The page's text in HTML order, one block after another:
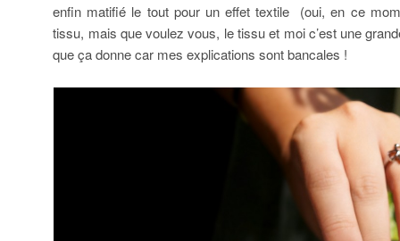
enfin matifié le tout pour un effet textile (oui, en ce
tissu, mais que voulez vous, le tissu et moi c’est une
que ça donne car mes explications sont bancales !